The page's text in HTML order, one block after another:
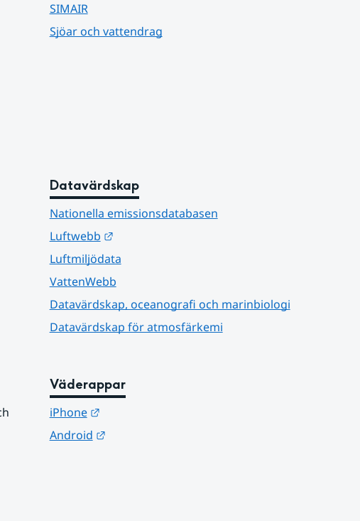
SIMAIR
Sjöar och vattendrag
Datavärdskap
Nationella emissionsdatabasen
Luftwebb
Länk till annan webbplats.
Luftmiljödata
VattenWebb
Datavärdskap, oceanografi och marinbiologi
Datavärdskap för atmosfärkemi
Väderappar
iPhone
Länk till annan webbplats.
Android
Länk till annan webbplats.